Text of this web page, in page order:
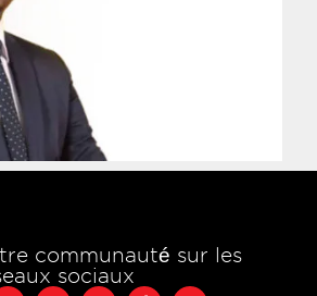
communauté sur les
sociaux